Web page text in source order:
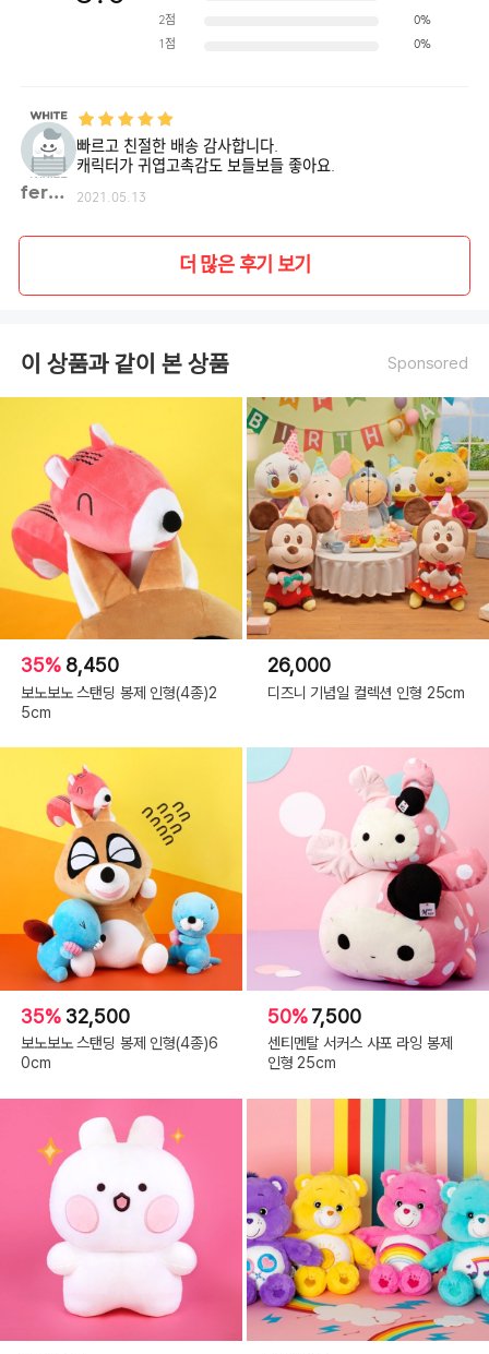
털 색깔도 원래는 하얀색이었는데
어느 날 몸 안에 감춰두었던 물감이 터져
그만 저렇게 핑크빛으로 물들어 버렸대요~~
그래도 항상 룰루랄라~~
오늘도 먹고 자고, 놀고 먹고하며
세상 모든 시름을 다 잊는 답니다.
'쓰러져 따'는 적당한 높이와 내부 충전재의 비탄력성(?)으로
책상 위에 놓고 잠깐 낮잠을 잘 때
푹~~ 꺼지질 않아 허리의 굽힘을 다소 완화시켜 준답니다.
그래서 깨어나도 뱃 속의 더부룩함이
다른 쿠션형 베개(?)들에 비해서 덜 하답니다.
2점 0%
1점 0%
ferma**
빠르고 친절한 배송 감사합니다.
캐릭터가 귀엽고촉감도 보들보들 좋아요.
2021.05.13
더 많은 후기 보기
이 상품과 같이 본 상품 Sponsored
35% 8,450
보노보노 스탠딩 봉제 인형(4종)2
5cm
26,000
디즈니 기념일 컬렉션 인형 25cm
35% 32,500
보노보노 스탠딩 봉제 인형(4종)6
0cm
50%7,500
센티멘탈 서커스 사포 라잉 봉제
인형 25cm